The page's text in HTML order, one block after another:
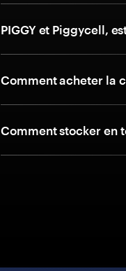
PIGGY et Piggycell,
Comment acheter la
Comment stocker en